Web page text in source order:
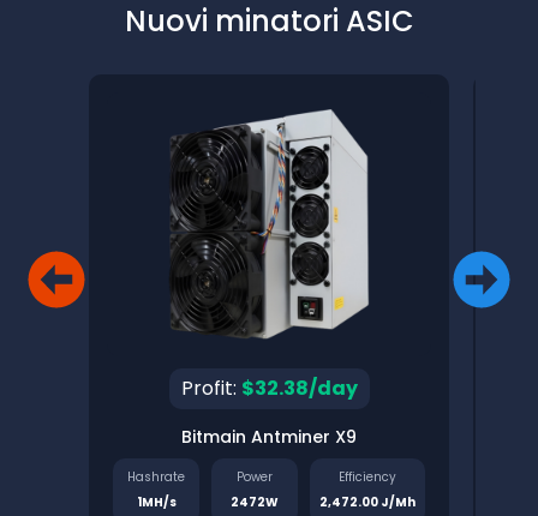
Nuovi minatori ASIC
Profit: $32.38/day
Bitmain Antminer X9
Hashrate
1MH/s
Power
2472W
Efficiency
2,472.00 J/Mh